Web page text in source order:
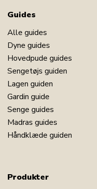
Guides
Alle guides
Dyne guides
Hovedpude guides
Sengetøjs guiden
Lagen guiden
Gardin guide
Senge guides
Madras guides
Håndklæde guiden
Produkter